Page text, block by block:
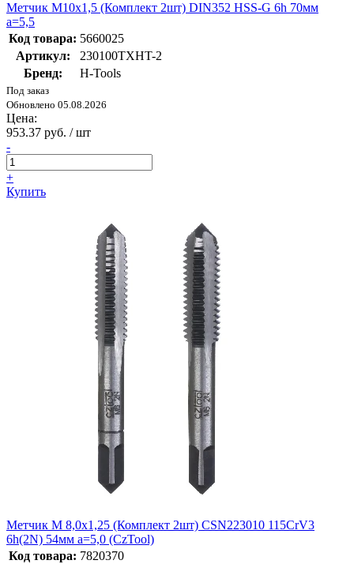
Метчик М10х1,5 (Комплект 2шт) DIN352 HSS-G 6h 70мм
a=5,5
Код товара: 5660025
Артикул:
230100TXHT-2
Бренд:
H-Tools
Под заказ
Обновлено 05.08.2026
Цена:
953.37 руб. / шт
-
+
Купить
Метчик М 8,0х1,25 (Комплект 2шт) CSN223010 115CrV3
6h(2N) 54мм a=5,0 (CzTool)
Код товара: 7820370